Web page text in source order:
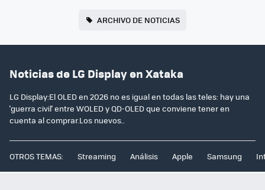
ARCHIVO DE NOTICIAS
Noticias de LG Display en Xataka
LG Display:El OLED en 2026 no es igual en todas las teles: hay una
'guerra civil' entre WOLED y QD-OLED que conviene tener en
cuenta al comprar.Los nuevos..
OTROS TEMAS: Streaming Análisis Apple Samsung